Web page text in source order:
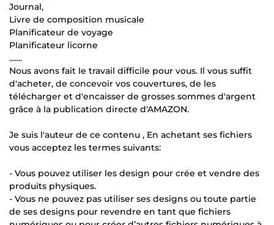
Journal,
Livre de composition musicale
Planificateur de voyage
Planificateur licorne
.......
Nous avons fait le travail difficile pour vous. Il vous suffit
d'acheter, de concevoir vos couvertures, de les
télécharger et d'encaisser de grosses sommes d'argent
grâce à la publication directe d'AMAZON.
Je suis l'auteur de ce contenu , En achetant ses fichiers
vous acceptez les termes suivants:
- Vous pouvez utiliser les design pour crée et vendre des
produits physiques.
- Vous ne pouvez pas utiliser ses designs ou toute partie
de ses designs pour revendre en tant que fichiers